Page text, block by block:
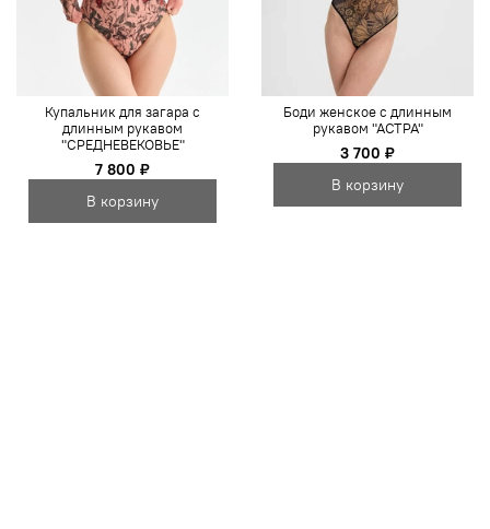
Купальник для загара с
длинным рукавом
"СРЕДНЕВЕКОВЬЕ"
7 800 ₽
В корзину
Боди женское с длинным
рукавом "АСТРА"
3 700 ₽
В корзину